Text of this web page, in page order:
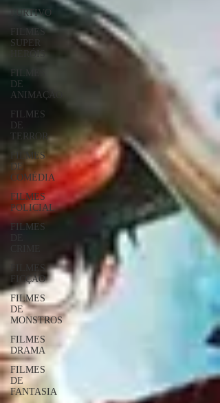
FURTIVO
FILMES
SUPER
HERÓIS
FILMES
DE
ANIMAÇÃO
FILMES
DE
TERROR
FILMES
DE
COMÉDIA
FILMES
POLICIAL
FILMES
FILMES
FICÇÃO
FILMES
DE
MONSTROS
FILMES
DRAMA
FILMES
DE
FANTASIA